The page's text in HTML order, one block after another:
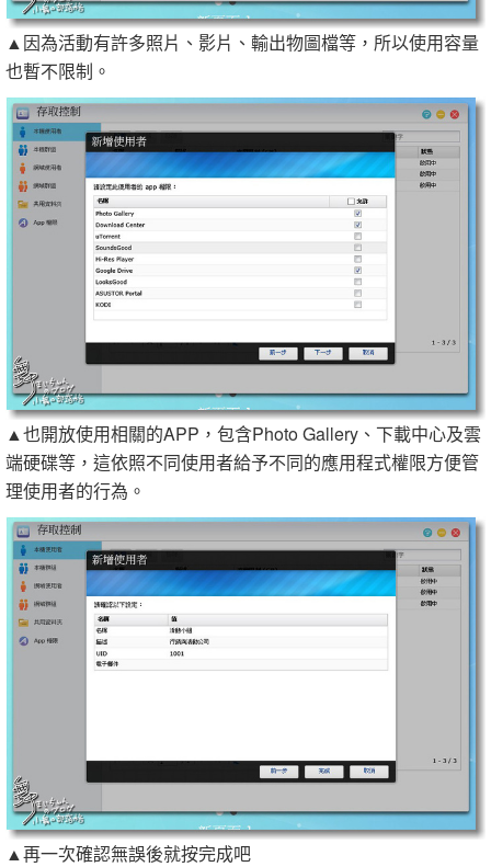
▲因為活動有許多照片、影片、輸出物圖檔等，所以使用容量
也暫不限制。
▲也開放使用相關的APP，包含Photo Gallery、下載中心及雲
端硬碟等，這依照不同使用者給予不同的應用程式權限方便管
理使用者的行為。
▲再一次確認無誤後就按完成吧